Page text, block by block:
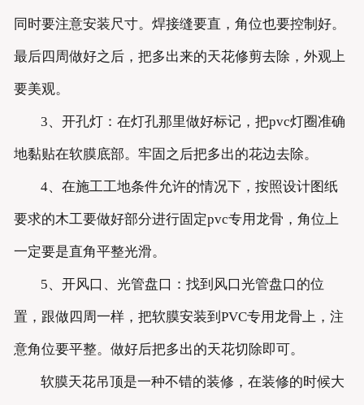
同时要注意安装尺寸。焊接缝要直，角位也要控制好。
最后四周做好之后，把多出来的天花修剪去除，外观上
要美观。
3、开孔灯：在灯孔那里做好标记，把pvc灯圈准确
地黏贴在软膜底部。牢固之后把多出的花边去除。
4、在施工工地条件允许的情况下，按照设计图纸
要求的木工要做好部分进行固定pvc专用龙骨，角位上
一定要是直角平整光滑。
5、开风口、光管盘口：找到风口光管盘口的位
置，跟做四周一样，把软膜安装到PVC专用龙骨上，注
意角位要平整。做好后把多出的天花切除即可。
软膜天花吊顶是一种不错的装修，在装修的时候大